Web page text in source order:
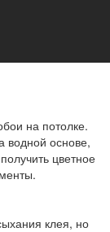
на потолке.
водной основе,
цветное
клея, но